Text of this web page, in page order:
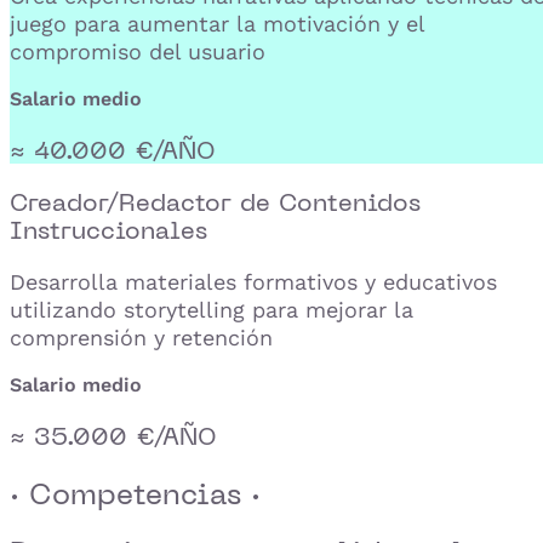
juego para aumentar la motivación y el
compromiso del usuario
Salario medio
≈ 40.000 €/AÑO
Creador/Redactor de Contenidos
Instruccionales
Desarrolla materiales formativos y educativos
utilizando storytelling para mejorar la
comprensión y retención
Salario medio
≈ 35.000 €/AÑO
· Competencias ·